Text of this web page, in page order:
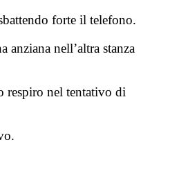
forte il telefono.
anziana nell’altra stanza
respiro nel tentativo di